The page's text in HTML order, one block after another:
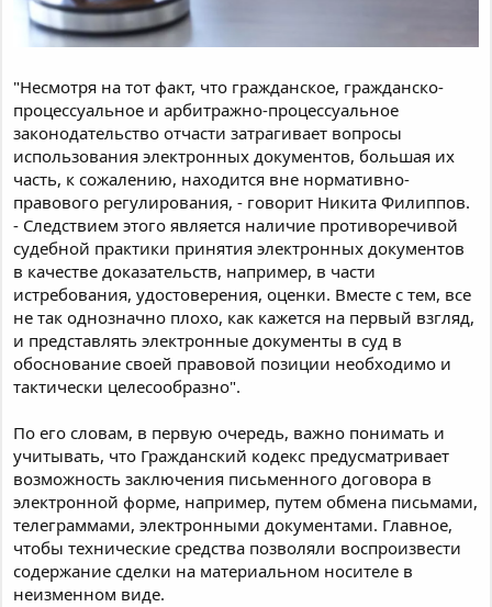
"Несмотря на тот факт, что гражданское, гражданско-
процессуальное и арбитражно-процессуальное
законодательство отчасти затрагивает вопросы
использования электронных документов, большая их
часть, к сожалению, находится вне нормативно-
правового регулирования, - говорит Никита Филиппов.
- Следствием этого является наличие противоречивой
судебной практики принятия электронных документов
в качестве доказательств, например, в части
истребования, удостоверения, оценки. Вместе с тем, все
не так однозначно плохо, как кажется на первый взгляд,
и представлять электронные документы в суд в
обоснование своей правовой позиции необходимо и
тактически целесообразно".
По его словам, в первую очередь, важно понимать и
учитывать, что Гражданский кодекс предусматривает
возможность заключения письменного договора в
электронной форме, например, путем обмена письмами,
телеграммами, электронными документами. Главное,
чтобы технические средства позволяли воспроизвести
содержание сделки на материальном носителе в
неизменном виде.